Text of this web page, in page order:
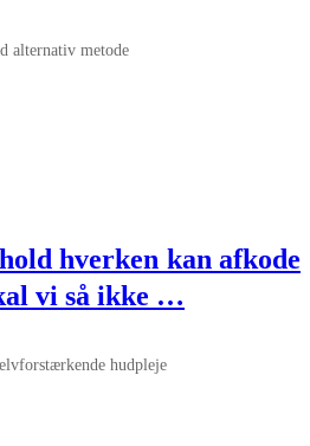
alternativ metode
hverken kan afkode
vi så ikke …
hudpleje